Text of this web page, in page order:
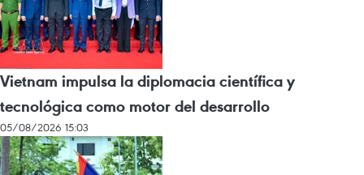
Vietnam impulsa la diplomacia científica y
tecnológica como motor del desarrollo
05/08/2026 15:03